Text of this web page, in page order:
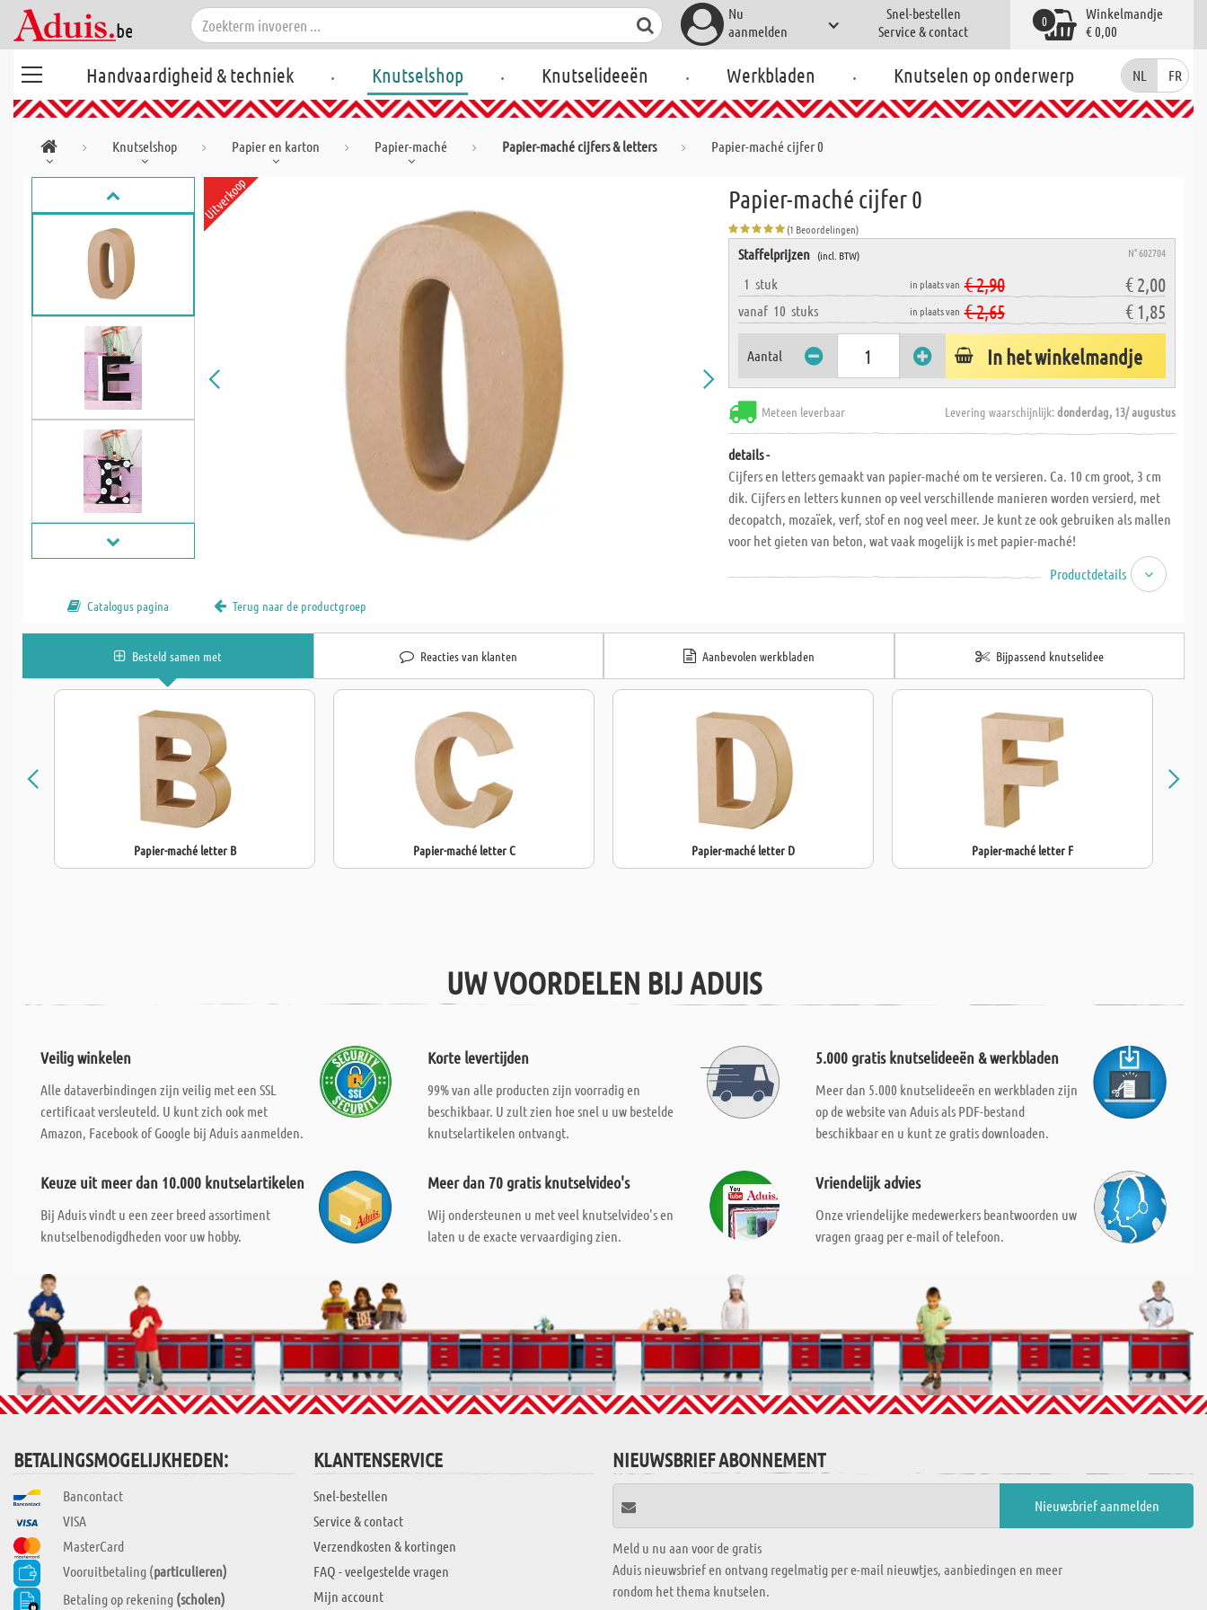
Nu
aanmelden
Snel-bestellen
Service & contact
Winkelmandje
€ 0,00
0
Handvaardigheid & techniek . Knutselshop . Knutselideeën . Werkbladen . Knutselen op onderwerp NL FR
Knutselshop Papier en karton Papier-maché Papier-maché cijfers & letters Papier-maché cijfer 0
Uitverkoop Papier-maché cijfer 0
(1 Beoordelingen)
Staffelprijzen (incl. BTW) N° 602704
1stuk in plaats van € 2,90 € 2,00
vanaf 10stuks in plaats van € 2,65 € 1,85
Aantal In het winkelmandje
Meteen leverbaar Levering waarschijnlijk:donderdag, 13/ augustus
details -
Cijfers en letters gemaakt van papier-maché om te versieren. Ca. 10 cm groot, 3 cm
dik. Cijfers en letters kunnen op veel verschillende manieren worden versierd, met
decopatch, mozaïek, verf, stof en nog veel meer. Je kunt ze ook gebruiken als mallen
voor het gieten van beton, wat vaak mogelijk is met papier-maché!
Productdetails
Catalogus pagina Terug naar de productgroep
Besteld samen met Reacties van klanten Aanbevolen werkbladen Bijpassend knutselidee
Papier-maché letter B Papier-maché letter C Papier-maché letter D Papier-maché letter F
UW VOORDELEN BIJ ADUIS
Veilig winkelen
Alle dataverbindingen zijn veilig met een SSL
certificaat versleuteld. U kunt zich ook met
Amazon, Facebook of Google bij Aduis aanmelden.
Korte levertijden
99% van alle producten zijn voorradig en
beschikbaar. U zult zien hoe snel u uw bestelde
knutselartikelen ontvangt.
5.000 gratis knutselideeën & werkbladen
Meer dan 5.000 knutselideeën en werkbladen zijn
op de website van Aduis als PDF-bestand
beschikbaar en u kunt ze gratis downloaden.
Keuze uit meer dan 10.000 knutselartikelen
Bij Aduis vindt u een zeer breed assortiment
knutselbenodigdheden voor uw hobby.
Meer dan 70 gratis knutselvideo's
Wij ondersteunen u met veel knutselvideo's en
laten u de exacte vervaardiging zien.
Vriendelijk advies
Onze vriendelijke medewerkers beantwoorden uw
vragen graag per e-mail of telefoon.
BETALINGSMOGELIJKHEDEN:
Bancontact
VISA
MasterCard
Vooruitbetaling (particulieren)
Betaling op rekening (scholen)
KLANTENSERVICE
Snel-bestellen
Service & contact
Verzendkosten & kortingen
FAQ - veelgestelde vragen
Mijn account
NIEUWSBRIEF ABONNEMENT
Meld u nu aan voor de gratis
Aduis nieuwsbrief en ontvang regelmatig per e-mail nieuwtjes, aanbiedingen en meer
rondom het thema knutselen.